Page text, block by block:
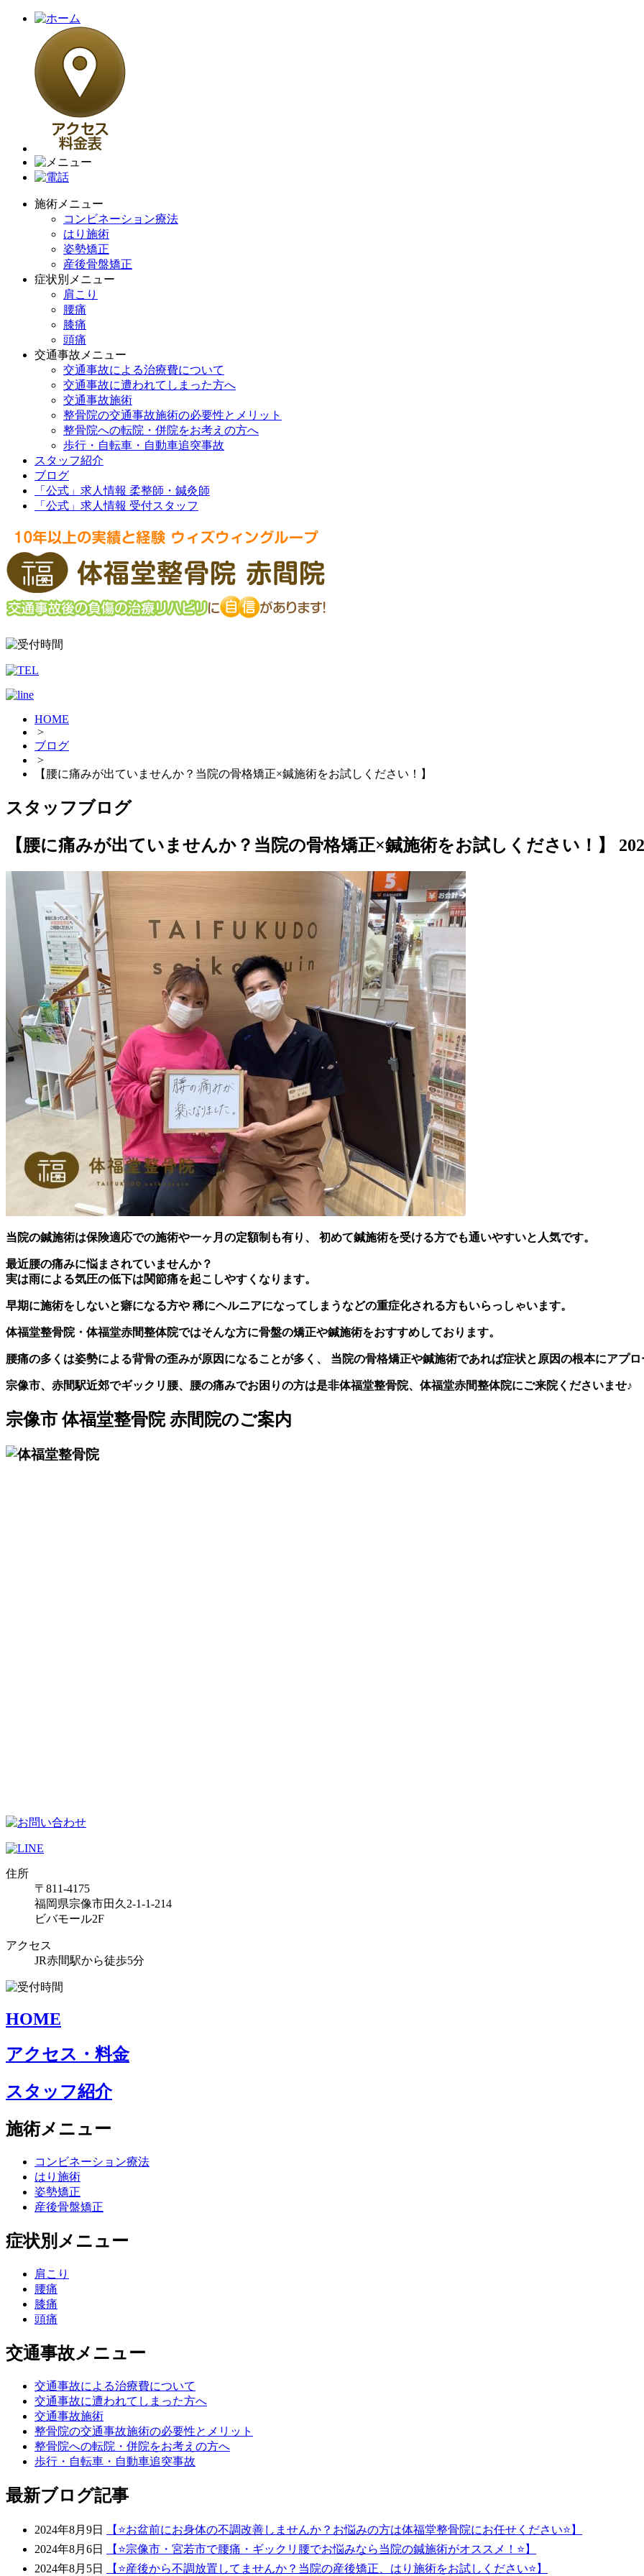
施術メニュー
コンビネーション療法
はり施術
姿勢矯正
産後骨盤矯正
症状別メニュー
肩こり
腰痛
膝痛
頭痛
交通事故メニュー
交通事故による治療費について
交通事故に遭われてしまった方へ
交通事故施術
整骨院の交通事故施術の必要性とメリット
整骨院への転院・併院をお考えの方へ
歩行・自転車・自動車追突事故
スタッフ紹介
ブログ
「公式」求人情報 柔整師・鍼灸師
「公式」求人情報 受付スタッフ
HOME
>
ブログ
>
【腰に痛みが出ていませんか？当院の骨格矯正×鍼施術をお試しください！】
スタッフブログ
【腰に痛みが出ていませんか？当院の骨格矯正×鍼施術をお試しください！】
当院の鍼施術は保険適応での施術や一ヶ月の定額制も有り、 初めて鍼施術を受ける方でも通いやすいと人気です。
最近腰の痛みに悩まされていませんか？
実は雨による気圧の低下は関節痛を起こしやすくなります。
早期に施術をしないと癖になる方や 稀にヘルニアになってしまうなどの重症化される方もいらっしゃいます。
体福堂整骨院・体福堂赤間整体院ではそんな方に骨盤の矯正や鍼施術をおすすめしております。
腰痛の多くは姿勢による背骨の歪みが原因になることが多く、 当院の骨格矯正や鍼施術であれば症状と原因の根本にアプロ
宗像市、赤間駅近郊でギックリ腰、腰の痛みでお困りの方は是非体福堂整骨院、体福堂赤間整体院にご来院くださいませ♪
宗像市 体福堂整骨院 赤間院のご案内
住所
〒811-4175
福岡県宗像市田久2-1-1-214
ビバモール2F
アクセス
JR赤間駅から徒歩5分
HOME
アクセス・料金
スタッフ紹介
施術メニュー
コンビネーション療法
はり施術
姿勢矯正
産後骨盤矯正
症状別メニュー
肩こり
腰痛
膝痛
頭痛
交通事故メニュー
交通事故による治療費について
交通事故に遭われてしまった方へ
交通事故施術
整骨院の交通事故施術の必要性とメリット
整骨院への転院・併院をお考えの方へ
歩行・自転車・自動車追突事故
最新ブログ記事
2024年8月9日
【⭐️お盆前にお身体の不調改善しませんか？お悩みの方は体福堂整骨院にお任せください⭐️】
2024年8月6日
【⭐宗像市・宮若市で腰痛・ギックリ腰でお悩みなら当院の鍼施術がオススメ！⭐】
2024年8月5日
【⭐️産後から不調放置してませんか？当院の産後矯正、はり施術をお試しください⭐️】